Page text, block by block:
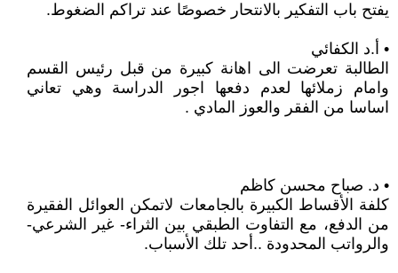
يفتح باب التفكير بالانتحار خصوصًا عند تراكم الضغوط.
• أ.د الكفائي
الطالبة تعرضت الى اهانة كبيرة من قبل رئيس القسم
وامام زملائها لعدم دفعها اجور الدراسة وهي تعاني
اساسا من الفقر والعوز المادي .
• د. صباح محسن كاظم
كلفة الأقساط الكبيرة بالجامعات لاتمكن العوائل الفقيرة
من الدفع، مع التفاوت الطبقي بين الثراء- غير الشرعي-
والرواتب المحدودة ..أحد تلك الأسباب.